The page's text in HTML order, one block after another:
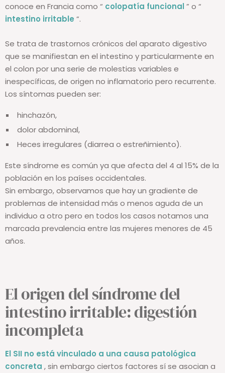
conoce en Francia como “ colopatía funcional” o “
intestino irritable ”.
Se trata de trastornos crónicos del aparato digestivo
que se manifiestan en el intestino y particularmente en
el colon por una serie de molestias variables e
inespecíficas, de origen no inflamatorio pero recurrente.
Los síntomas pueden ser:
hinchazón,
dolor abdominal,
Heces irregulares (diarrea o estreñimiento).
Este síndrome es común ya que afecta del 4 al 15% de la
población en los países occidentales.
Sin embargo, observamos que hay un gradiente de
problemas de intensidad más o menos aguda de un
individuo a otro pero en todos los casos notamos una
marcada prevalencia entre las mujeres menores de 45
años.
El origen del síndrome del
intestino irritable: digestión
incompleta
El SII no está vinculado a una causa patológica
concreta , sin embargo ciertos factores sí se asocian a